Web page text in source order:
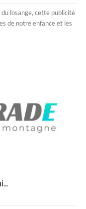
losange, cette publicité
de notre enfance et les